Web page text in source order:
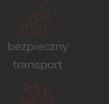
bezpieczny
transport